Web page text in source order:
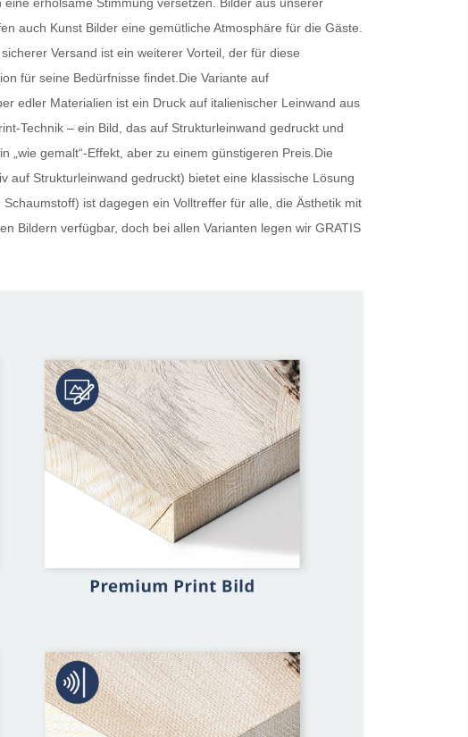
auch Kunst Bilder eine gemütliche Atmosphäre für die Gäste.
Versand ist ein weiterer Vorteil, der für diese
für seine Bedürfnisse findet.Die Variante auf
edler Materialien ist ein Druck auf italienischer Leinwand aus
Technik – ein Bild, das auf Strukturleinwand gedruckt und
gemalt“-Effekt, aber zu einem günstigeren Preis.Die
auf Strukturleinwand gedruckt) bietet eine klassische Lösung
ist dagegen ein Volltreffer für alle, die Ästhetik mit
Bildern verfügbar, doch bei allen Varianten legen wir GRATIS